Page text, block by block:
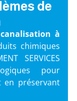
de
à
chimiques
SERVICES
pour
en préservant